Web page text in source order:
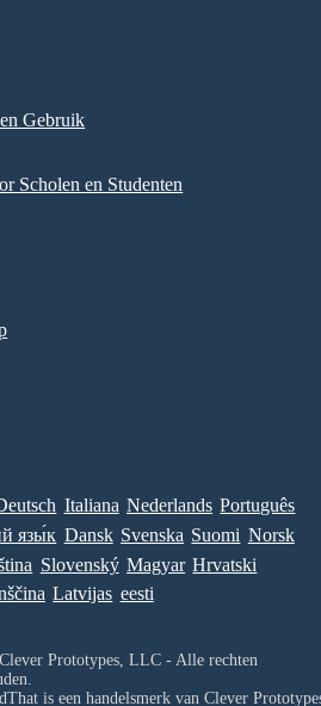
Gebruik
Scholen en Studenten
Italiana Nederlands Português
язы́к Dansk Svenska Suomi Norsk
Slovenský Magyar Hrvatski
Latvijas eesti
Prototypes, LLC - Alle rechten
is een handelsmerk van Clever